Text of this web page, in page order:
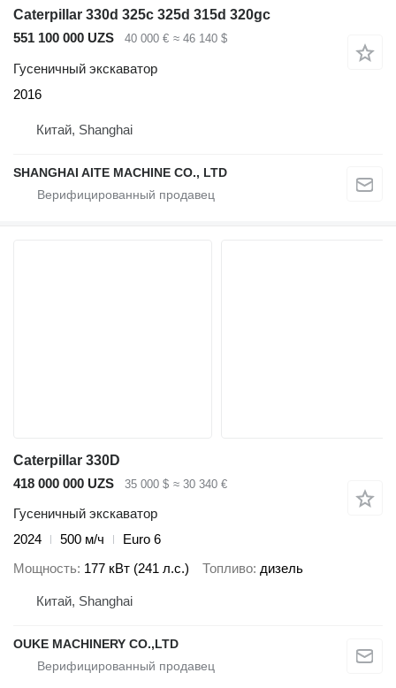
Caterpillar 330d 325c 325d 315d 320gc
551 100 000 UZS
40 000 € ≈ 46 140 $
Гусеничный экскаватор
2016
Китай, Shanghai
SHANGHAI AITE MACHINE CO., LTD
Caterpillar 330D
418 000 000 UZS
35 000 $ ≈ 30 340 €
Гусеничный экскаватор
2024
500 м/ч
Euro 6
Мощность 177 кВт (241 л.с.) Топливо дизель
Китай, Shanghai
OUKE MACHINERY CO.,LTD